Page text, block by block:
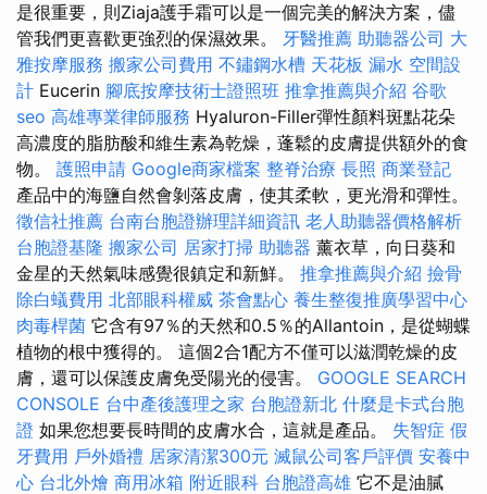
是很重要，則Ziaja護手霜可以是一個完美的解決方案，儘
管我們更喜歡更強烈的保濕效果。 牙醫推薦 助聽器公司 大
雅按摩服務 搬家公司費用 不鏽鋼水槽 天花板 漏水 空間設
計 Eucerin 腳底按摩技術士證照班 推拿推薦與介紹 谷歌
seo 高雄專業律師服務 Hyaluron-Filler彈性顏料斑點花朵
高濃度的脂肪酸和維生素為乾燥，蓬鬆的皮膚提供額外的食
物。 護照申請 Google商家檔案 整脊治療 長照 商業登記
產品中的海鹽自然會剝落皮膚，使其柔軟，更光滑和彈性。
徵信社推薦 台南台胞證辦理詳細資訊 老人助聽器價格解析
台胞證基隆 搬家公司 居家打掃 助聽器 薰衣草，向日葵和
金星的天然氣味感覺很鎮定和新鮮。 推拿推薦與介紹 撿骨
除白蟻費用 北部眼科權威 茶會點心 養生整復推廣學習中心
肉毒桿菌 它含有97％的天然和0.5％的Allantoin，是從蝴蝶
植物的根中獲得的。 這個2合1配方不僅可以滋潤乾燥的皮
膚，還可以保護皮膚免受陽光的侵害。 GOOGLE SEARCH
CONSOLE 台中產後護理之家 台胞證新北 什麼是卡式台胞
證 如果您想要長時間的皮膚水合，這就是產品。 失智症 假
牙費用 戶外婚禮 居家清潔300元 滅鼠公司客戶評價 安養中
心 台北外燴 商用冰箱 附近眼科 台胞證高雄 它不是油膩